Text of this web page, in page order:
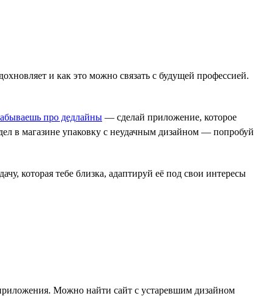
и как это можно связать с будущей профессией.
про дедлайны — сделай приложение, которое
в магазине упаковку с неудачным дизайном — попробуй
которая тебе близка, адаптируй её под свои интересы
Можно найти сайт с устаревшим дизайном